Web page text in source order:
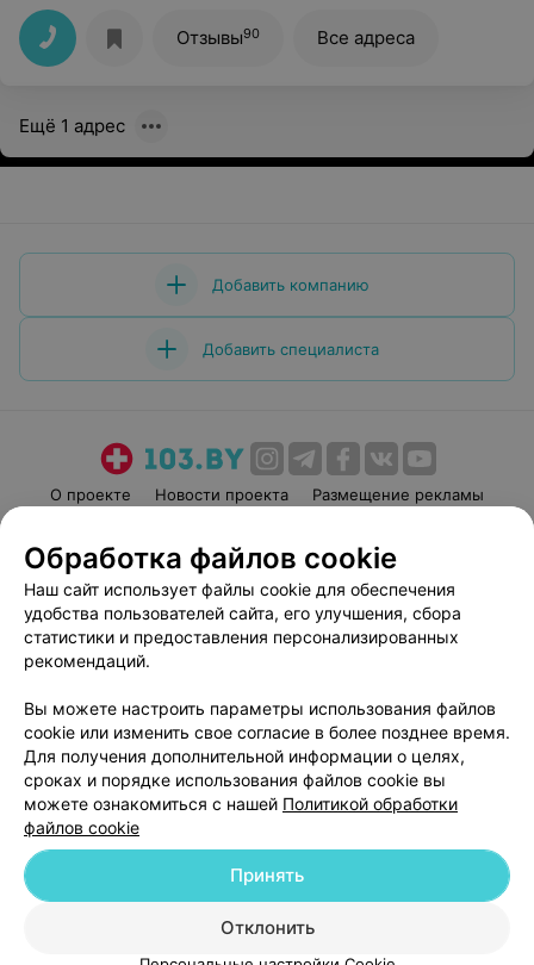
Отзывы90 Все адреса
Ещё 1 адрес
Добавить компанию
Добавить специалиста
О проекте Новости проекта
Размещение рекламы
Пользовательское соглашение
Способы оплаты
Вакансии
Партнеры
Написать руководителю 103.by
Обработка персональных данных
© 2026 ООО «Артокс Лаб», УНП 191700409
| 220012, Республика Беларусь,
г. Минск, улица Толбухина, 2, пом. 16 | help@103.by
Служба поддержки +375 291212755
Обработка файлов cookie
Наш сайт использует файлы cookie для обеспечения
удобства пользователей сайта, его улучшения, сбора
статистики и предоставления персонализированных
рекомендаций.
Вы можете настроить параметры использования файлов
cookie или изменить свое согласие в более позднее время.
Для получения дополнительной информации о целях,
сроках и порядке использования файлов cookie вы
можете ознакомиться с нашей Политикой обработки
файлов cookie
Отклонить
Принять